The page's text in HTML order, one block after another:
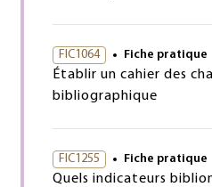
FIC1064 Fiche pratique
Établir un cahier des
bibliographique
FIC1255 Fiche pratique
Quels indicateurs